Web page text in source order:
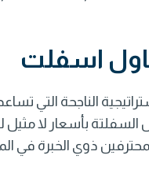
اسفلت
الناجحة التي
السفلتة بأسعار لا مثيل
ذوي الخبرة في